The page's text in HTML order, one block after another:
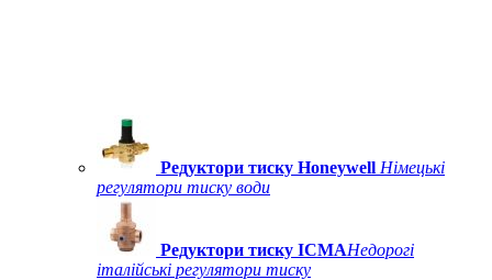
Редуктори тиску Honeywell Німецькі
регулятори тиску води
Редуктори тиску ICMAНедорогі
італійські регулятори тиску